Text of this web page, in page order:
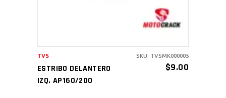
ESTRIBO DELANTERO
IZQ. AP160/200
$9.00
TVS SKU: TVSMK000005